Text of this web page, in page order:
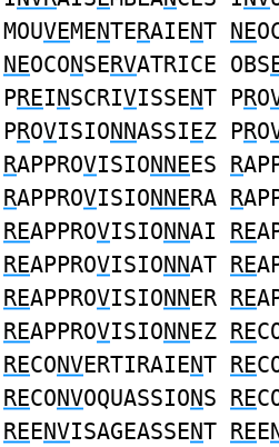
MOUVEMENTERAIENT NE
NEOCONSERVATRICE OBS
PREINSCRIVISSENT PRO
PROVISIONNASSIEZ PRO
RAPPROVISIONNEES R
RAPPROVISIONNERA R
REAPPROVISIONNAI RE
REAPPROVISIONNAT RE
REAPPROVISIONNER RE
REAPPROVISIONNEZ RE
RECONVERTIRAIENT RE
RECONVOQUASSIONS RE
REENVISAGEASSENT REE